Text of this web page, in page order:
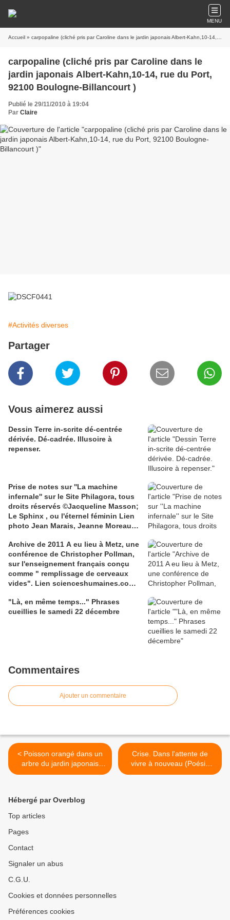
MENU
Accueil » carpopaline (cliché pris par Caroline dans le jardin japonais Albert-Kahn,10-14, rue du Port, 92100 Boulogne-Billancourt )
carpopaline (cliché pris par Caroline dans le
jardin japonais Albert-Kahn,10-14, rue du Port,
92100 Boulogne-Billancourt )
Publié le 29/11/2010 à 19:04
Par Claire
#Activités diverses
Partager
Vous aimerez aussi
Dessin Terre in-scrite dé-centrée
dérivée. Dé-cadrée. Illusoire à
repenser.
Prise de notes sur ''La machine
infernale'' sur le Site Philagora, tous
droits réservés ©Jacqueline Masson;
Le Sphinx , ou l'éternel féminin Lien
photo Jean Marais, Jeanne Moreau
Archive de 2011 A eu lieu à Metz, une
conférence de Christopher Pollman,
sur l'enseignement français conçu
comme " remplissage de cerveaux
vides". Lien scienceshumaines.com,
Léotard, ''Le dressage des élites...''
"Là, en même temps..." Phrases
cueillies le samedi 22 décembre
Commentaires
Ajouter un commentaire
< Poisson orangé dans un
arbre du jardin japonais
d'Albert Kahn - cliché
Crise. Dans l'attente de
vivre à nouveau (Poésie
claire A. ) >
Hébergé par Overblog
Top articles
Pages
Contact
Signaler un abus
C.G.U.
Cookies et données personnelles
Préférences cookies